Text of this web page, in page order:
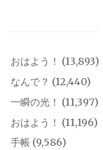
おはよう！ (13,893)
なんで？ (12,440)
一瞬の光！ (11,397)
おはよう！ (11,196)
手帳 (9,586)